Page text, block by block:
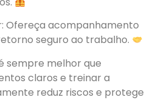
Ofereça acompanhamento
seguro ao trabalho.
sempre melhor que
claros e treinar a
reduz riscos e protege